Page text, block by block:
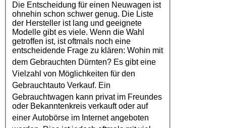
Die Entscheidung für einen Neuwagen ist
ohnehin schon schwer genug. Die Liste
der Hersteller ist lang und geeignete
Modelle gibt es viele. Wenn die Wahl
getroffen ist, ist oftmals noch eine
entscheidende Frage zu klären: Wohin mit
dem Gebrauchten Dürnten? Es gibt eine
Vielzahl von Möglichkeiten für den
Gebrauchtauto Verkauf. Ein
Gebrauchtwagen kann privat im Freundes
oder Bekanntenkreis verkauft oder auf
einer Autobörse im Internet angeboten